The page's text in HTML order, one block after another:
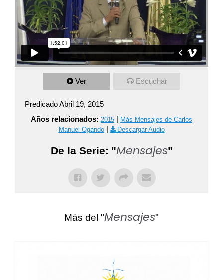
Ver Escuchar
Predicado Abril 19, 2015
Años relacionados: 2015 | Más Mensajes de Carlos
Manuel Ogando| Descargar Audio
De la Serie: "Mensajes"
Más del "Mensajes"